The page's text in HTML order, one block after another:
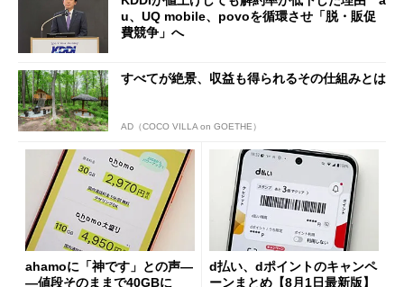
u、UQ mobile、povoを循環させ「脱・販促
費競争」へ
すべてが絶景、収益も得られるその仕組みとは
AD（COCO VILLA on GOETHE）
ahamoに「神です」との声―
―値段そのままで40GBに
d払い、dポイントのキャンペ
ーンまとめ【8月1日最新版】